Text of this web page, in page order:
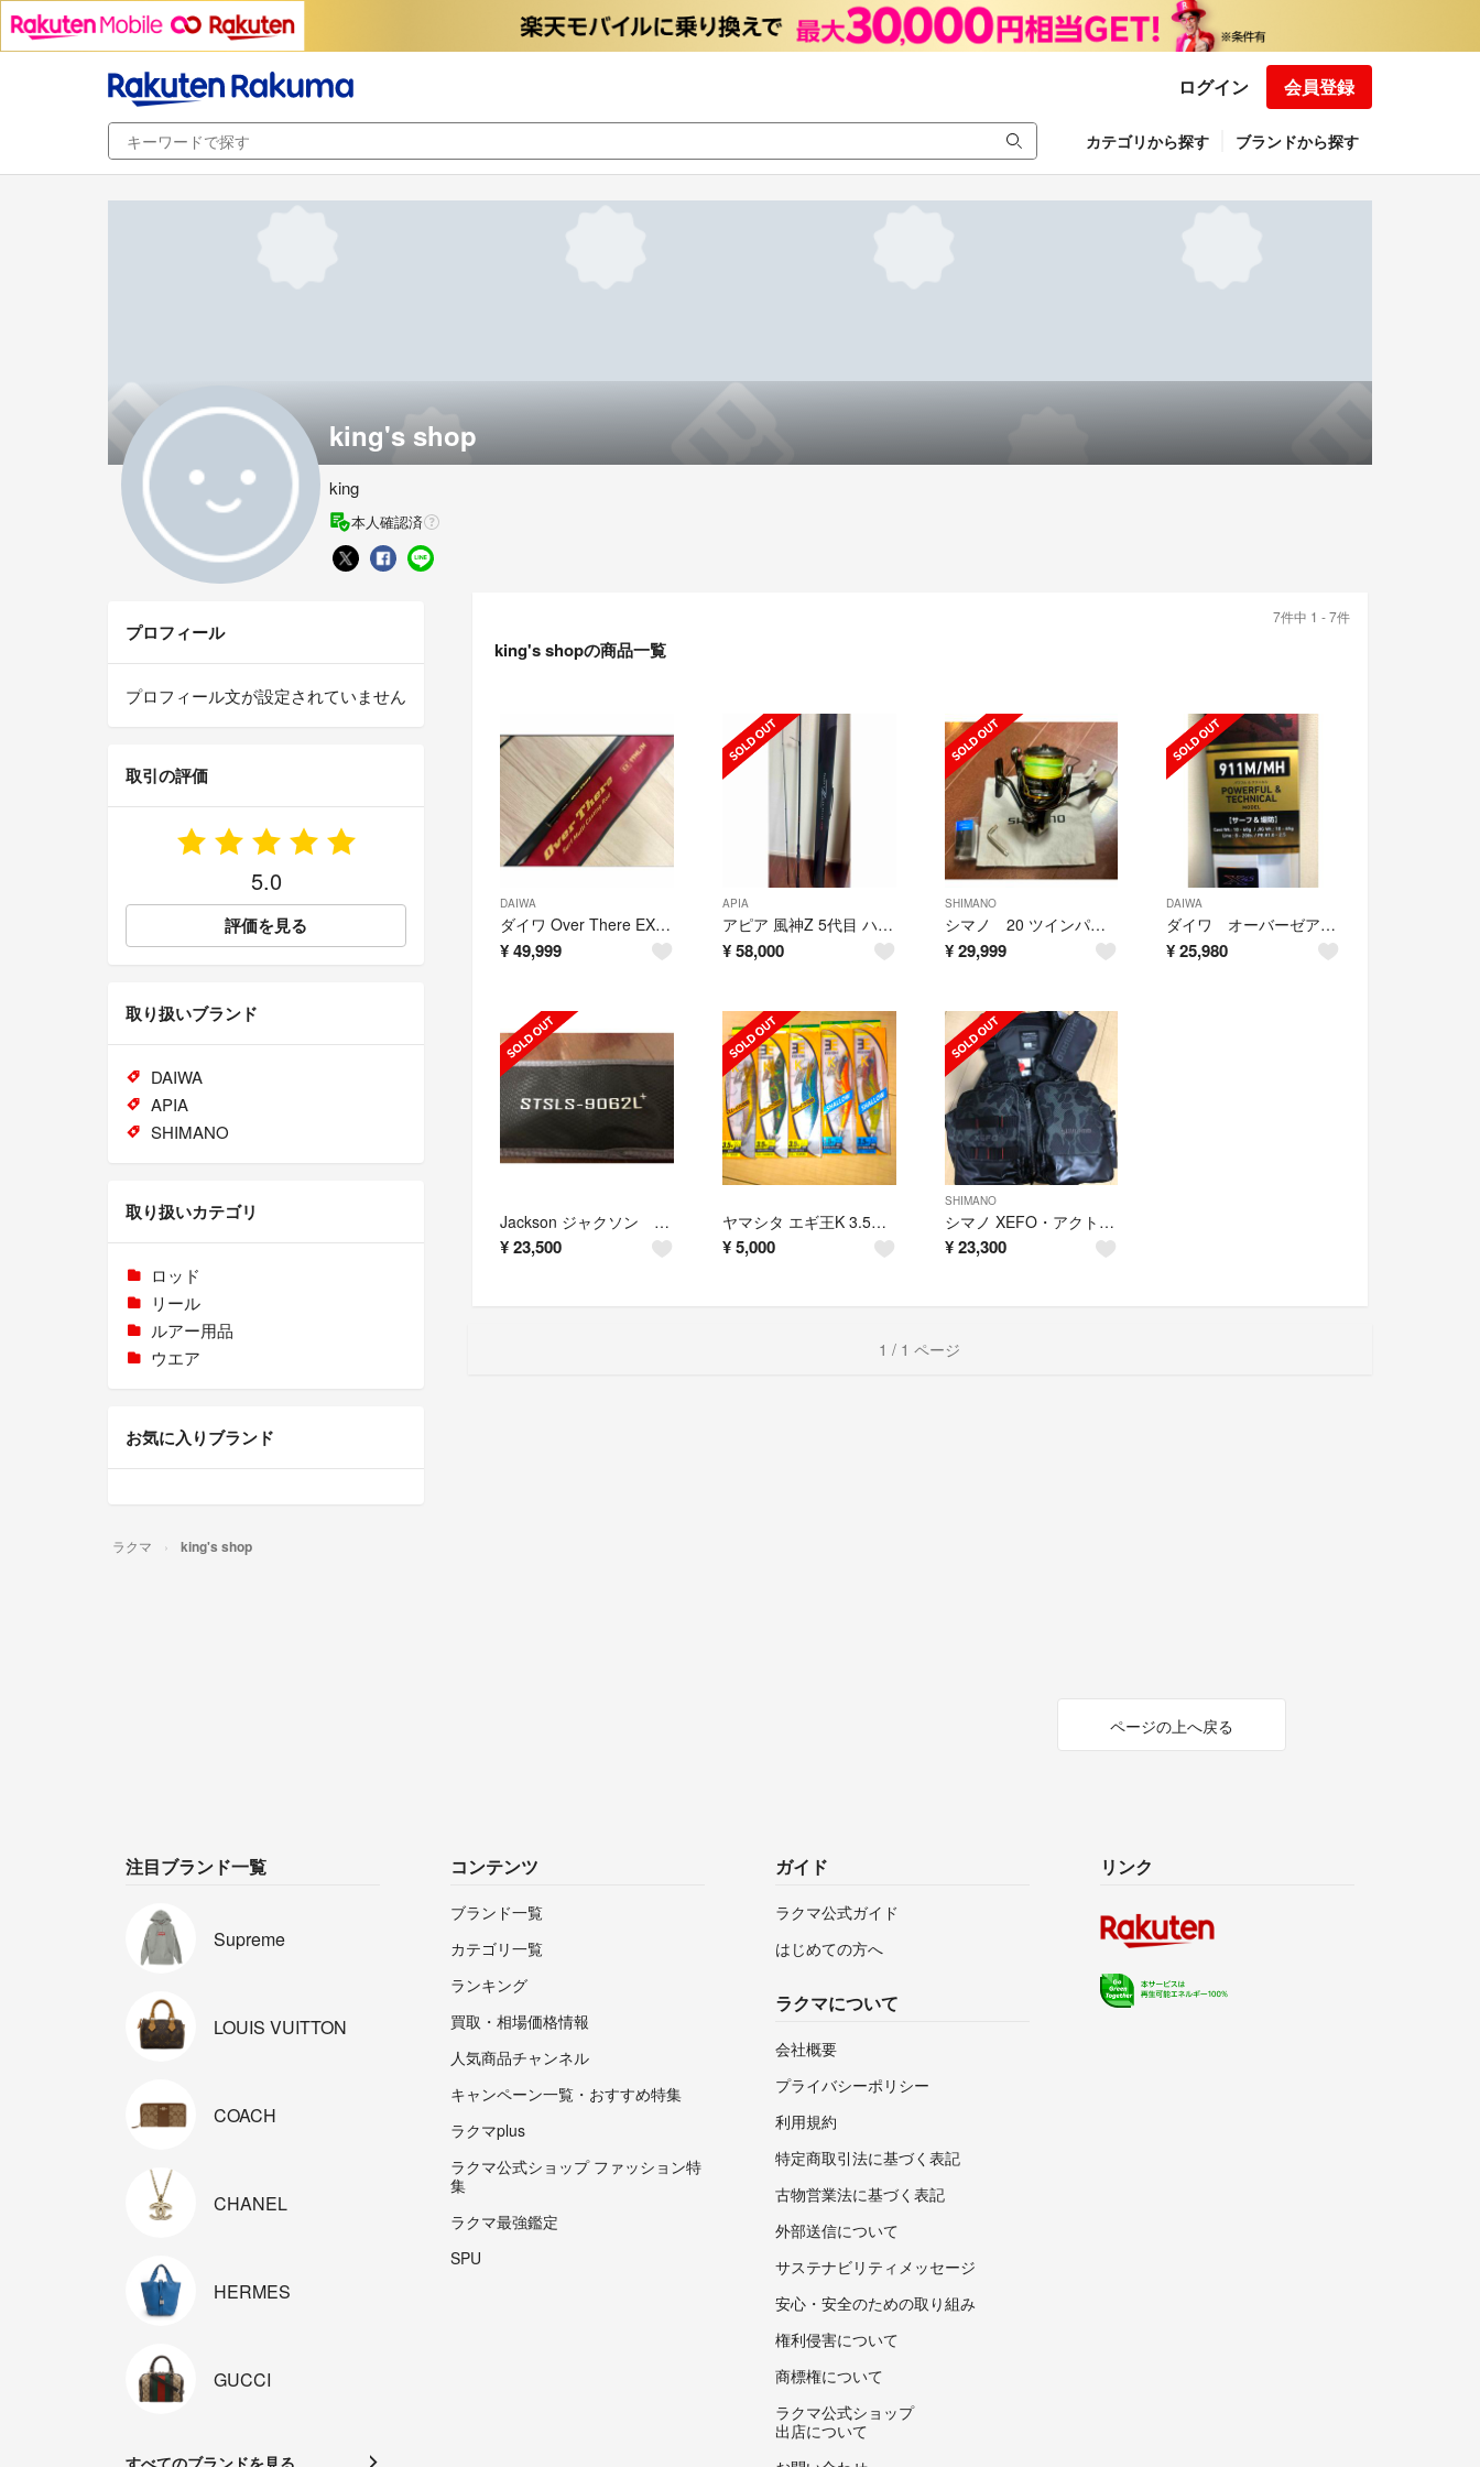
ログイン 会員登録
カテゴリから探す ブランドから探す
king's shop
king
本人確認済
7件中 1 - 7件
king's shopの商品一覧
DAIWA
ダイワ Over There EX 99ML/M サーフロッド 美品 DAIWA
¥49,999
APIA
アピア 風神Z 5代目 ハイローラー 103ML 美品 保証書付
¥58,000
SHIMANO
シマノ 20 ツインパワー C5000XG
¥ 29,999
DAIWA
ダイワ オーバーゼアAIR 911M/MH 新品未使用
¥25,980
Jackson ジャクソン サーフトライブ 9062L+ 美品
¥23,500
ヤマシタ エギ王K 3.5号 カラーチェンジ不可
¥5,000
SHIMANO
シマノ XEFO・アクトゲームベスト VF-274R ブラックダックカモ L
¥ 23,300
1 / 1 ページ
プロフィール
プロフィール文が設定されていません
取引の評価
5.0
評価を見る
取り扱いブランド
DAIWA
APIA
SHIMANO
取り扱いカテゴリ
ロッド
リール
ルアー用品
ウエア
お気に入りブランド
ラクマ king's shop
ページの上へ戻る
注目ブランド一覧
Supreme
LOUIS VUITTON
COACH
CHANEL
HERMES
GUCCI
コンテンツ
ブランド一覧
カテゴリ一覧
ランキング
買取・相場価格情報
人気商品チャンネル
キャンペーン一覧・おすすめ特集
ラクマplus
ラクマ公式ショップ ファッション特
集
ラクマ最強鑑定
SPU
ガイド
ラクマ公式ガイド
はじめての方へ
ラクマについて
会社概要
プライバシーポリシー
利用規約
特定商取引法に基づく表記
古物営業法に基づく表記
外部送信について
サステナビリティメッセージ
安心・安全のための取り組み
権利侵害について
商標権について
ラクマ公式ショップ
出店について
リンク